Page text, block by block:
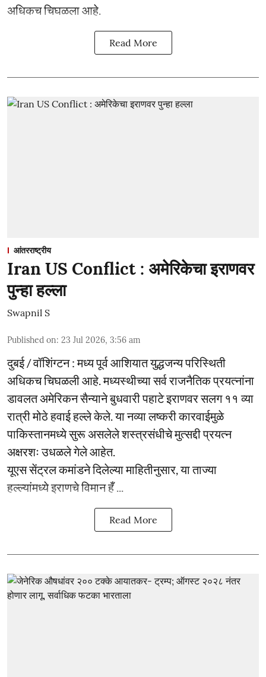
अधिकच चिघळला आहे.
Read More
आंतरराष्ट्रीय
Iran US Conflict : अमेरिकेचा इराणवर
पुन्हा हल्ला
Swapnil S
Published on: 23 Jul 2026, 3:56 am
दुबई / वॉशिंग्टन : मध्य पूर्व आशियात युद्धजन्य परिस्थिती
अधिकच चिघळली आहे. मध्यस्थीच्या सर्व राजनैतिक प्रयत्नांना
डावलत अमेरिकन सैन्याने बुधवारी पहाटे इराणवर सलग ११ व्या
रात्री मोठे हवाई हल्ले केले. या नव्या लष्करी कारवाईमुळे
पाकिस्तानमध्ये सुरू असलेले शस्त्रसंधीचे मुत्सद्दी प्रयत्न
अक्षरशः उधळले गेले आहेत.
यूएस सेंट्रल कमांडने दिलेल्या माहितीनुसार, या ताज्या
हल्ल्यांमध्ये इराणचे विमान हँ ...
Read More